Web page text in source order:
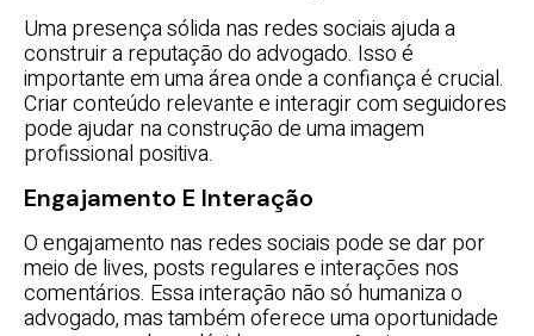
Uma presença sólida nas redes sociais ajuda a
construir a reputação do advogado. Isso é
importante em uma área onde a confiança é crucial.
Criar conteúdo relevante e interagir com seguidores
pode ajudar na construção de uma imagem
profissional positiva.
Engajamento E Interação
O engajamento nas redes sociais pode se dar por
meio de lives, posts regulares e interações nos
comentários. Essa interação não só humaniza o
advogado, mas também oferece uma oportunidade